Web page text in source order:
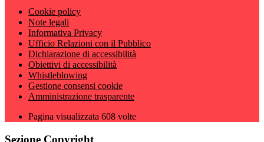
Cookie policy
Note legali
Informativa Privacy
Ufficio Relazioni con il Pubblico
Dichiarazione di accessibilità
Obiettivi di accessibilità
Whistleblowing
Gestione consensi cookie
Amministrazione trasparente
Pagina visualizzata 608 volte
Sezione Copyright